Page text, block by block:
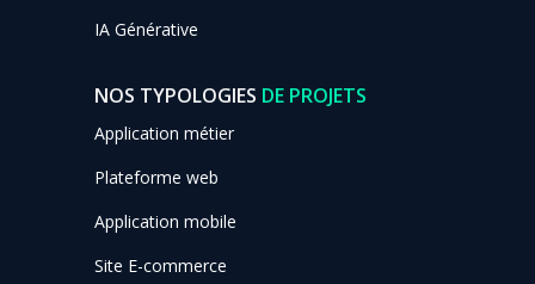
IA Générative
NOS TYPOLOGIES DE PROJETS
Application métier
Plateforme web
Application mobile
Site E-commerce